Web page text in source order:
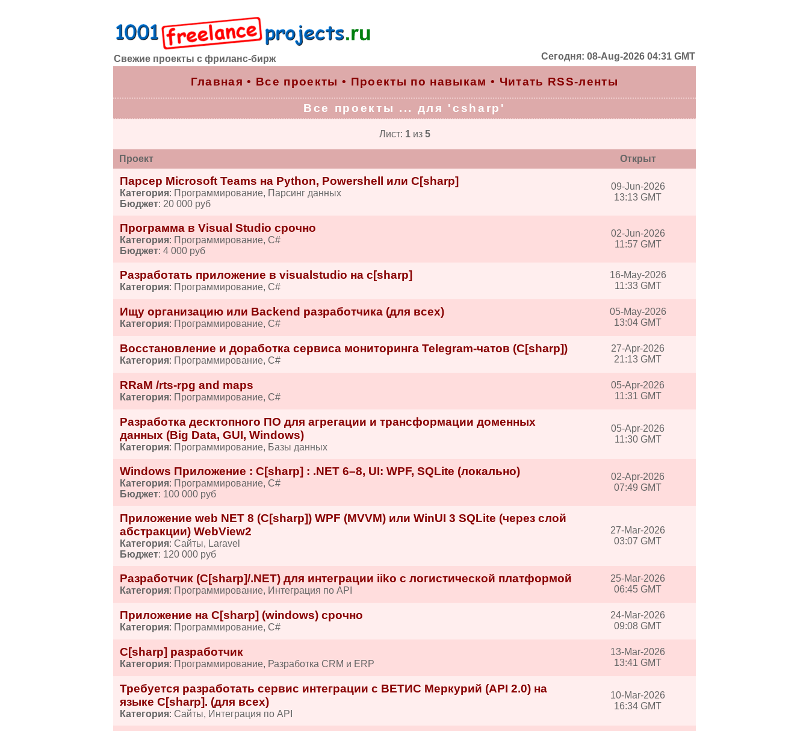
Свежие проекты с фриланс-бирж Сегодня: 08-Aug-2026 04:31 GMT
Главная • Все проекты • Проекты по навыкам • Читать RSS-ленты
Все проекты ... для 'csharp'
Лист: 1из 5
Проект Открыт
Парсер Microsoft Teams на Python, Powershell или C[sharp]
Категория: Программирование, Парсинг данных
Бюджет: 20 000 руб
09-Jun-2026
13:13 GMT
Программа в Visual Studio срочно
Категория: Программирование, C#
Бюджет: 4 000 руб
02-Jun-2026
11:57 GMT
Разработать приложение в visualstudio на c[sharp]
Категория: Программирование, C#
16-May-2026
11:33 GMT
Ищу организацию или Backend разработчика (для всех)
Категория: Программирование, C#
05-May-2026
13:04 GMT
Восстановление и доработка сервиса мониторинга Telegram-чатов (C[sharp])
Категория: Программирование, C#
27-Apr-2026
21:13 GMT
RRaM /rts-rpg and maps
Категория: Программирование, C#
05-Apr-2026
11:31 GMT
Разработка десктопного ПО для агрегации и трансформации доменных
данных (Big Data, GUI, Windows)
Категория: Программирование, Базы данных
05-Apr-2026
11:30 GMT
Windows Приложение : C[sharp] : .NET 6–8, UI: WPF, SQLite (локально)
Категория: Программирование, C#
Бюджет: 100 000 руб
02-Apr-2026
07:49 GMT
Приложение web NET 8 (C[sharp]) WPF (MVVM) или WinUI 3 SQLite (через слой
абстракции) WebView2
Категория: Сайты, Laravel
Бюджет: 120 000 руб
27-Mar-2026
03:07 GMT
Разработчик (C[sharp]/.NET) для интеграции iiko с логистической платформой
Категория: Программирование, Интеграция по API
25-Mar-2026
06:45 GMT
Приложение на C[sharp] (windows) срочно
Категория: Программирование, C#
24-Mar-2026
09:08 GMT
С[sharp] разработчик
Категория: Программирование, Разработка CRM и ERP
13-Mar-2026
13:41 GMT
Требуется разработать сервис интеграции с ВЕТИС Меркурий (API 2.0) на
языке C[sharp]. (для всех)
Категория: Сайты, Интеграция по API
10-Mar-2026
16:34 GMT